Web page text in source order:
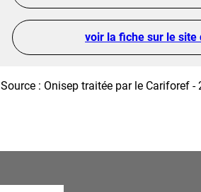
voir la fiche sur le site
Source : Onisep traitée par le Cariforef